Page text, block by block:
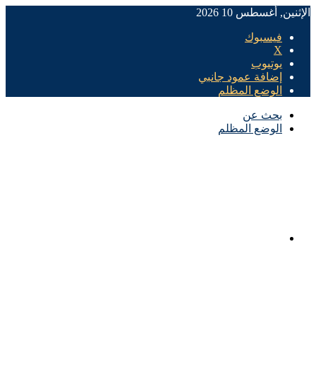
الإثنين, أغسطس 10 2026
فيسبوك
X
يوتيوب
إضافة عمود جانبي
الوضع المظلم
بحث عن
الوضع المظلم